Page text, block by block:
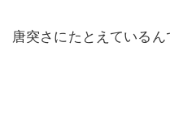
唐突さにたとえているん